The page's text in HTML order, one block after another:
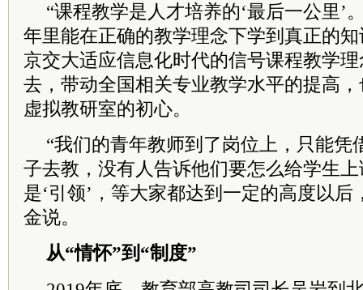
“课程教学是人才培养的‘最后一公里’
年里能在正确的教学理念下学到真正的
京交大适应信息化时代的信号课程教学
去，带动全国相关专业教学水平的提高
虚拟教研室的初心。
“我们的青年教师到了岗位上，只能凭
子去教，没有人告诉他们要怎么给学生
是‘引领’，等大家都达到一定的高度以后
金说。
从“情怀”到“制度”